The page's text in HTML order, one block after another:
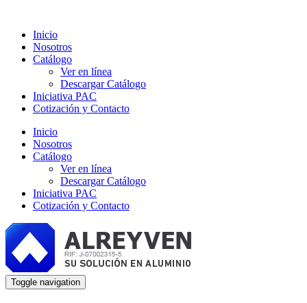
Inicio
Nosotros
Catálogo
Ver en línea
Descargar Catálogo
Iniciativa PAC
Cotización y Contacto
Inicio
Nosotros
Catálogo
Ver en línea
Descargar Catálogo
Iniciativa PAC
Cotización y Contacto
Toggle navigation